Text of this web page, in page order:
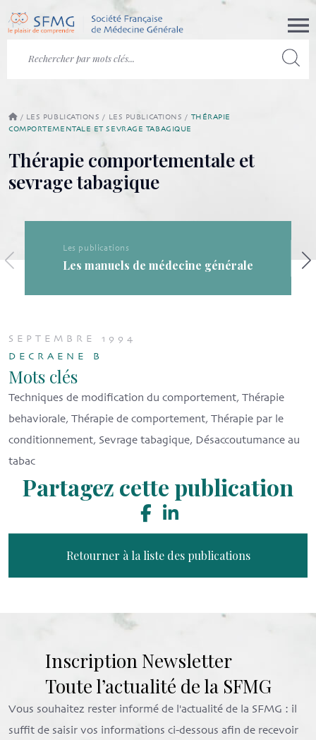
/ LES PUBLICATIONS / LES PUBLICATIONS / THÉRAPIE
COMPORTEMENTALE ET SEVRAGE TABAGIQUE
Thérapie comportementale et
sevrage tabagique
Les publications de la SFMG
SEPTEMBRE 1994
DECRAENE B
Mots clés
Techniques de modification du comportement, Thérapie
behaviorale, Thérapie de comportement, Thérapie par le
conditionnement, Sevrage tabagique, Désaccoutumance au
tabac
Partagez cette publication
Retourner à la liste des publications
Inscription Newsletter
Toute l’actualité de la SFMG
Vous souhaitez rester informé de l'actualité de la SFMG : il
suffit de saisir vos informations ci-dessous afin de recevoir